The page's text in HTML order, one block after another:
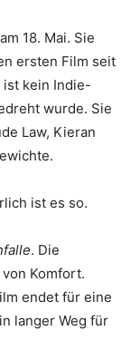
18. Mai. Sie
ersten Film seit
ist kein Indie-
wurde. Sie
Law, Kieran
ist es so.
. Die
Komfort.
endet für eine
langer Weg für